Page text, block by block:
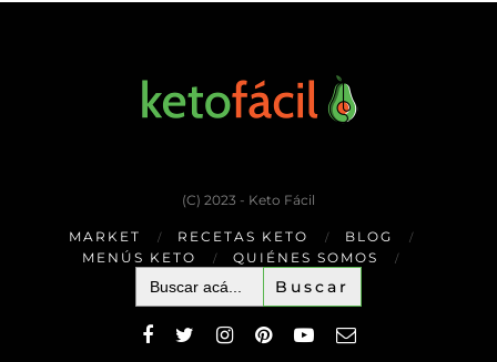
(C) 2023 - Keto Fácil
MARKET RECETAS KETO
BLOG
MENÚS KETO
QUIÉNES SOMOS
Buscar: